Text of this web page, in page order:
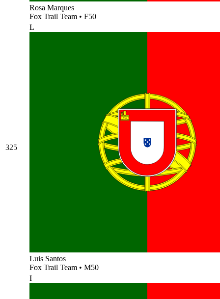
Rosa Marques
Fox Trail Team • F50
325
L
Luis Santos
Fox Trail Team • M50
I